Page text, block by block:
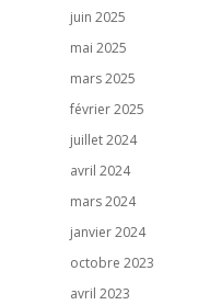
juin 2025
mai 2025
mars 2025
février 2025
juillet 2024
avril 2024
mars 2024
janvier 2024
octobre 2023
avril 2023